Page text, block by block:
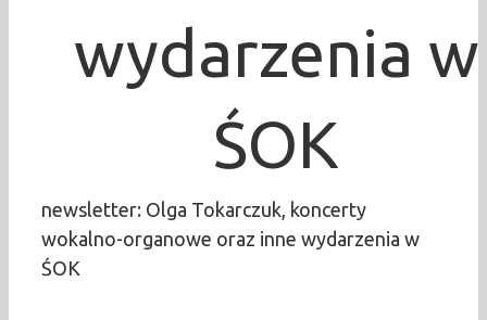
wydarzenia w
ŚOK
newsletter: Olga Tokarczuk, koncerty
wokalno-organowe oraz inne wydarzenia w
ŚOK